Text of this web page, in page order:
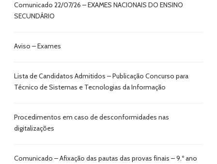
Comunicado 22/07/26 – EXAMES NACIONAIS DO ENSINO
SECUNDÁRIO
Aviso – Exames
Lista de Candidatos Admitidos – Publicação Concurso para
Técnico de Sistemas e Tecnologias da Informação
Procedimentos em caso de desconformidades nas
digitalizações
Comunicado – Afixação das pautas das provas finais – 9.º ano